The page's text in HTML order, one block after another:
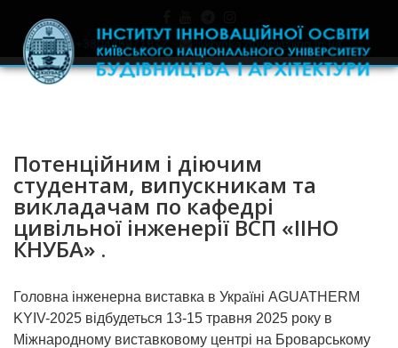
+380445971977 skrynka.doviry@iino.in.ua
Потенційним і діючим
студентам, випускникам та
викладачам по кафедрі
цивільної інженерії ВСП «ІІНО
КНУБА» .
Головна інженерна виставка в Україні AGUATHERM
KYIV-2025 відбудеться 13-15 травня 2025 року в
Міжнародному виставковому центрі на Броварському